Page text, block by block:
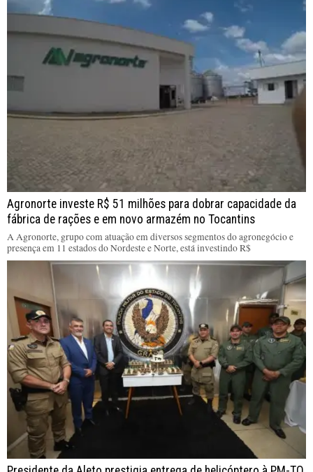
Agronorte investe R$ 51 milhões para dobrar capacidade da
fábrica de rações e em novo armazém no Tocantins
A Agronorte, grupo com atuação em diversos segmentos do agronegócio e
presença em 11 estados do Nordeste e Norte, está investindo R$